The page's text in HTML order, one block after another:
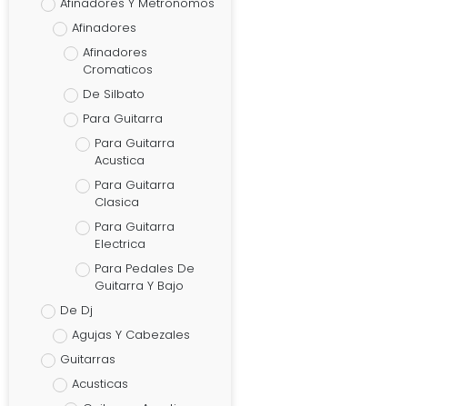
Afinadores Y Metronomos
Afinadores
Afinadores
Cromaticos
De Silbato
Para Guitarra
Para Guitarra
Acustica
Para Guitarra
Clasica
Para Guitarra
Electrica
Para Pedales De
Guitarra Y Bajo
De Dj
Agujas Y Cabezales
Guitarras
Acusticas